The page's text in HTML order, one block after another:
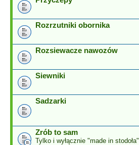
Rozrzutniki obornika
Rozsiewacze nawozów
Siewniki
Sadzarki
Zrób to sam
Tylko i wyłącznie "made in stodoła".